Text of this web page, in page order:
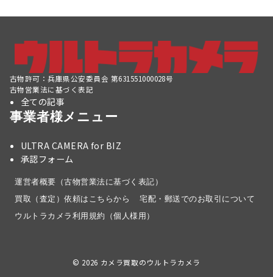
古物許可：兵庫県公安委員会 第631551000028号
古物営業法に基づく表記
全ての記事
事業者様メニュー
ULTRA CAMERA for BIZ
承認フォーム
運営者概要（古物営業法に基づく表記）
買取（査定）依頼はこちらから
宅配・郵送でのお取引について
ウルトラカメラ利用規約（個人様用）
© 2026 カメラ買取のウルトラカメラ